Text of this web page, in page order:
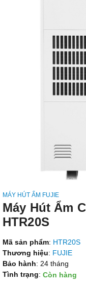
MÁY HÚT ẨM FUJIE
Máy Hút Ẩm
HTR20S
Mã sản phẩm: HTR20S
Thương hiệu: FUJIE
Bảo hành: 24 tháng
Tình trạng: Còn hàng